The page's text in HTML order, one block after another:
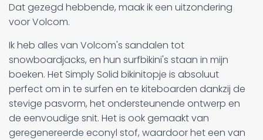
Dat gezegd hebbende, maak ik een uitzondering
voor Volcom.
Ik heb alles van Volcom's sandalen tot
snowboardjacks, en hun surfbikini's staan in mijn
boeken. Het Simply Solid bikinitopje is absoluut
perfect om in te surfen en te kiteboarden dankzij de
stevige pasvorm, het ondersteunende ontwerp en
de eenvoudige snit. Het is ook gemaakt van
geregenereerde econyl stof, waardoor het een van